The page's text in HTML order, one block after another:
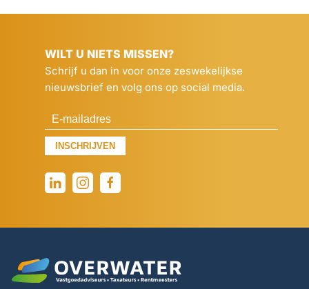
WILT U NIETS MISSEN?
Schrijf u dan in voor onze zeswekelijkse
nieuwsbrief en volg ons op social media.
INSCHRIJVEN